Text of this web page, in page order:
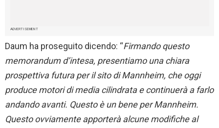
ADVERTISEMENT
Daum ha proseguito dicendo: “Firmando questo
memorandum d’intesa, presentiamo una chiara
prospettiva futura per il sito di Mannheim, che oggi
produce motori di media cilindrata e continuerà a farlo
andando avanti. Questo è un bene per Mannheim.
Questo ovviamente apporterà alcune modifiche al